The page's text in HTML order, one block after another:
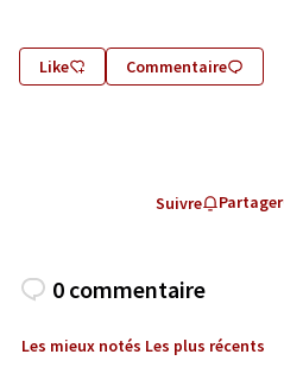
Like Commentaire
Suivre Partager
0 commentaire
Les mieux notés Les plus récents